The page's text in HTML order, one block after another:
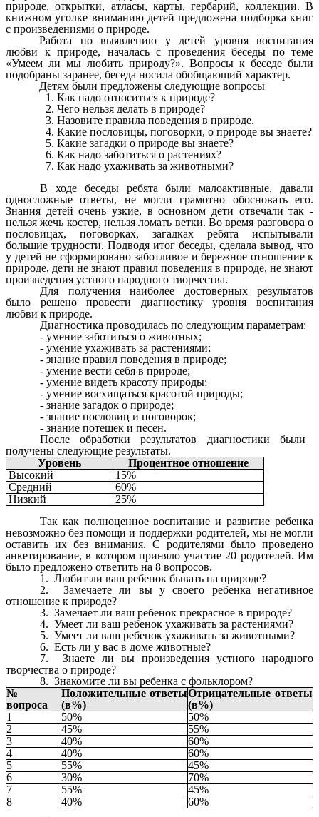
природе, открытки, атласы, карты, гербарий, коллекции. В
книжном уголке вниманию детей предложена подборка книг
с произведениями о природе.
Работа по выявлению у детей уровня воспитания
любви к природе, началась с проведения беседы по теме
«Умеем ли мы любить природу?». Вопросы к беседе были
подобраны заранее, беседа носила обобщающий характер.
Детям были предложены следующие вопросы
Как надо относиться к природе?
Чего нельзя делать в природе?
Назовите правила поведения в природе.
Какие пословицы, поговорки, о природе вы знаете?
Какие загадки о природе вы знаете?
Как надо заботиться о растениях?
Как надо ухаживать за животными?
В ходе беседы ребята были малоактивные, давали
односложные ответы, не могли грамотно обосновать его.
Знания детей очень узкие, в основном дети отвечали так -
нельзя жечь костер, нельзя ломать ветки. Во время разговора о
пословицах, поговорках, загадках ребята испытывали
большие трудности. Подводя итог беседы, сделала вывод, что
у детей не сформировано заботливое и бережное отношение к
природе, дети не знают правил поведения в природе, не знают
произведения устного народного творчества.
Для получения наиболее достоверных результатов
было решено провести диагностику уровня воспитания
любви к природе.
Диагностика проводилась по следующим параметрам:
- умение заботиться о животных;
- умение ухаживать за растениями;
- знание правил поведения в природе;
- умение вести себя в природе;
- умение видеть красоту природы;
- умение восхищаться красотой природы;
- знание загадок о природе;
- знание пословиц и поговорок;
- знание потешек и песен.
После обработки результатов диагностики были
получены следующие результаты.
Уровень
Процентное отношение
Высокий
15%
Средний
60%
Низкий
25%
Так как полноценное воспитание и развитие ребенка
невозможно без помощи и поддержки родителей, мы не могли
оставить их без внимания. С родителями было проведено
анкетирование, в котором приняло участие 20 родителей. Им
было предложено ответить на 8 вопросов.
1. Любит ли ваш ребенок бывать на природе?
2. Замечаете ли вы у своего ребенка негативное
отношение к природе?
3. Замечает ли ваш ребенок прекрасное в природе?
4. Умеет ли ваш ребенок ухаживать за растениями?
5. Умеет ли ваш ребенок ухаживать за животными?
6. Есть ли у вас в доме животные?
7. Знаете ли вы произведения устного народного
творчества о природе?
8. Знакомите ли вы ребенка с фольклором?
№
вопроса
Положительные ответы
(в%)
Отрицательные ответы
(в%)
1
50%
50%
2
45%
55%
3
40%
60%
4
40%
60%
5
55%
45%
6
30%
70%
7
55%
45%
8
40%
60%